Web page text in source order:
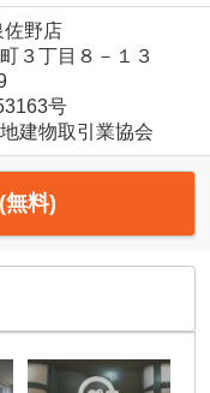
佐野店
３丁目８－１３
号
建物取引業協会
無料)